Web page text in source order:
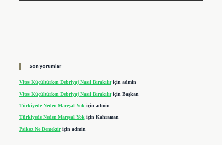
Son yorumlar
Vites Küçültürken Debriyaj Nasıl Bırakılıriçin admin
Vites Küçültürken Debriyaj Nasıl Bırakılıriçin Başkan
Türkiyede Neden Mareşal Yokiçin admin
Türkiyede Neden Mareşal Yok için Kahraman
Psikoz Ne Demektiriçin admin